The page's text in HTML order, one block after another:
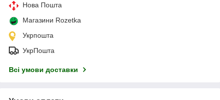
Нова Пошта
Магазини Rozetka
Укрпошта
УкрПошта
Всі умови доставки